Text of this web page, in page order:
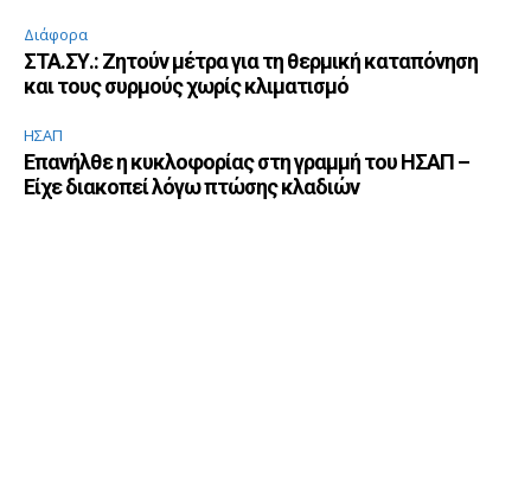
Διάφορα
ΣΤΑ.ΣΥ.: Ζητούν μέτρα για τη θερμική καταπόνηση
και τους συρμούς χωρίς κλιματισμό
ΗΣΑΠ
Επανήλθε η κυκλοφορίας στη γραμμή του ΗΣΑΠ –
Είχε διακοπεί λόγω πτώσης κλαδιών